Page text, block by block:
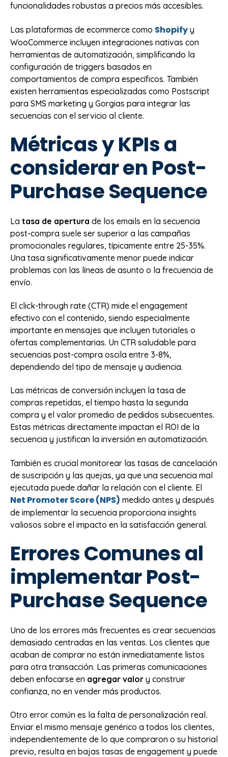
funcionalidades robustas a precios más accesibles.
Las plataformas de ecommerce como Shopify y
WooCommerce incluyen integraciones nativas con
herramientas de automatización, simplificando la
configuración de triggers basados en
comportamientos de compra específicos. También
existen herramientas especializadas como Postscript
para SMS marketing y Gorgias para integrar las
secuencias con el servicio al cliente.
Métricas y KPIs a
considerar en Post-
Purchase Sequence
La tasa de apertura de los emails en la secuencia
post-compra suele ser superior a las campañas
promocionales regulares, típicamente entre 25-35%.
Una tasa significativamente menor puede indicar
problemas con las líneas de asunto o la frecuencia de
envío.
El click-through rate (CTR) mide el engagement
efectivo con el contenido, siendo especialmente
importante en mensajes que incluyen tutoriales o
ofertas complementarias. Un CTR saludable para
secuencias post-compra oscila entre 3-8%,
dependiendo del tipo de mensaje y audiencia.
Las métricas de conversión incluyen la tasa de
compras repetidas, el tiempo hasta la segunda
compra y el valor promedio de pedidos subsecuentes.
Estas métricas directamente impactan el ROI de la
secuencia y justifican la inversión en automatización.
También es crucial monitorear las tasas de cancelación
de suscripción y las quejas, ya que una secuencia mal
ejecutada puede dañar la relación con el cliente. El
Net Promoter Score (NPS) medido antes y después
de implementar la secuencia proporciona insights
valiosos sobre el impacto en la satisfacción general.
Errores Comunes al
implementar Post-
Purchase Sequence
Uno de los errores más frecuentes es crear secuencias
demasiado centradas en las ventas. Los clientes que
acaban de comprar no están inmediatamente listos
para otra transacción. Las primeras comunicaciones
deben enfocarse en agregar valor y construir
confianza, no en vender más productos.
Otro error común es la falta de personalización real.
Enviar el mismo mensaje genérico a todos los clientes,
independientemente de lo que compraron o su historial
previo, resulta en bajas tasas de engagement y puede